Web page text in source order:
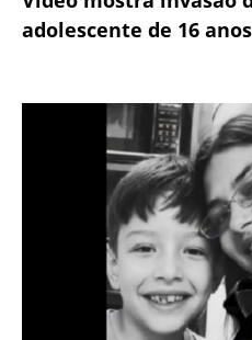
adolescente de 16